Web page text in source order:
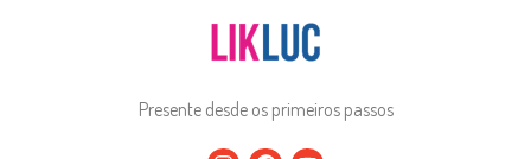
Presente desde os primeiros passos